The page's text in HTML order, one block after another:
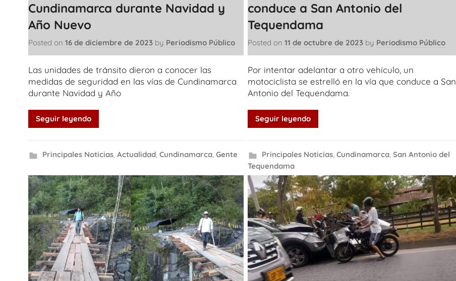
Cundinamarca durante Navidad y
Año Nuevo
Posted on 16 de diciembre de 2023 by Periodismo Público
Las unidades de tránsito dieron a conocer las
medidas de seguridad en las vías de Cundinamarca
durante Navidad y Año
Seguir leyendo
Principales Noticias, Actualidad, Cundinamarca, Gente
conduce a San Antonio del
Tequendama
Posted on11 de octubre de 2023 by Periodismo Público
Por intentar adelantar a otro vehículo, un
motociclista se estrelló en la vía que conduce a San
Antonio del Tequendama.
Seguir leyendo
Principales Noticias, Cundinamarca, San Antonio del
Tequendama